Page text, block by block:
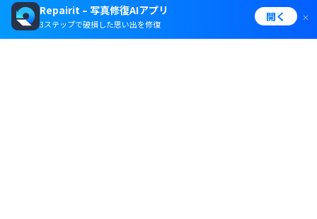
Repairit – 写真修復AIアプリ
3ステップで破損した思い出を修復
開く